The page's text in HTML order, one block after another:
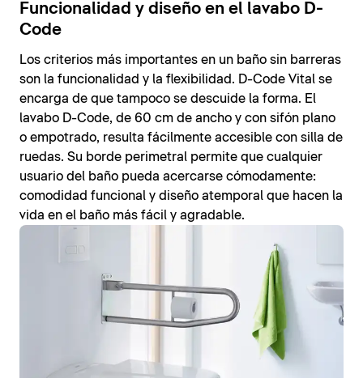
Funcionalidad y diseño en el lavabo D-
Code
Los criterios más importantes en un baño sin barreras
son la funcionalidad y la flexibilidad. D-Code Vital se
encarga de que tampoco se descuide la forma. El
lavabo D-Code, de 60 cm de ancho y con sifón plano
o empotrado, resulta fácilmente accesible con silla de
ruedas. Su borde perimetral permite que cualquier
usuario del baño pueda acercarse cómodamente:
comodidad funcional y diseño atemporal que hacen la
vida en el baño más fácil y agradable.